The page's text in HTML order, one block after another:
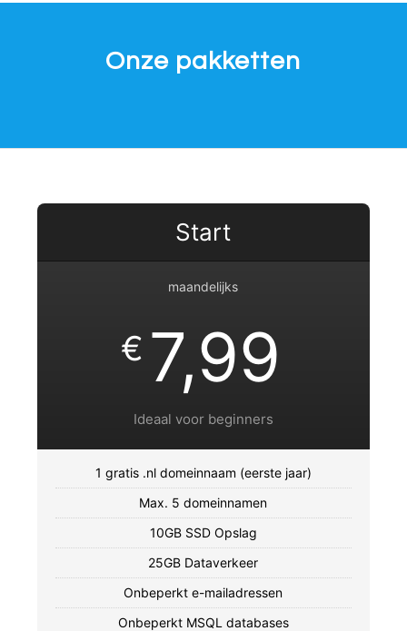
Onze pakketten
Start
maandelijks
€ 7,99
Ideaal voor beginners
1 gratis .nl domeinnaam (eerste jaar)
Max. 5 domeinnamen
10GB SSD Opslag
25GB Dataverkeer
Onbeperkt e-mailadressen
Onbeperkt MSQL databases